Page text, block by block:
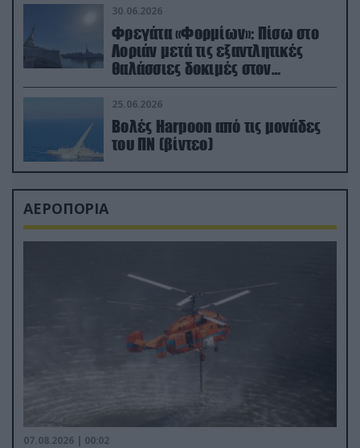
30.06.2026
Φρεγάτα «Φορμίων»: Πίσω στο
Λοριάν μετά τις εξαντλητικές
θαλάσσιες δοκιμές στον
απαιτητικό Βισκαϊκό
25.06.2026
Βολές Harpoon από τις μονάδες
του ΠΝ (βίντεο)
ΑΕΡΟΠΟΡΙΑ
07.08.2026 | 00:02